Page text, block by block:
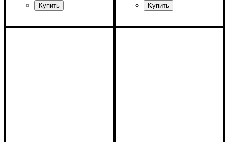
Ширина: 124 см
Ширина: 144 см